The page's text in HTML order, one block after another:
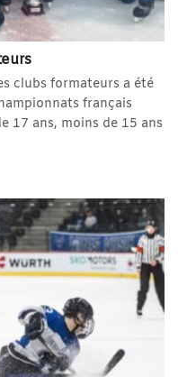
clubs formateurs a été
français
17 ans, moins de 15 ans